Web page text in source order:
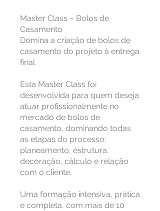
Master Class – Bolos de
Casamento
Domina a criação de bolos de
casamento do projeto à entrega
final
Esta Master Class foi
desenvolvida para quem deseja
atuar profissionalmente no
mercado de bolos de
casamento, dominando todas
as etapas do processo:
planeamento, estrutura,
decoração, cálculo e relação
com o cliente.
Uma formação intensiva, prática
e completa, com mais de 10